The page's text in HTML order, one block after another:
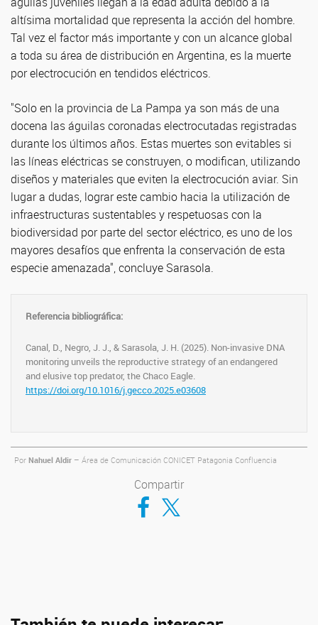
altísima mortalidad que representa la acción del hombre.
Tal vez el factor más importante y con un alcance global
a toda su área de distribución en Argentina, es la muerte
por electrocución en tendidos eléctricos.
"Solo en la provincia de La Pampa ya son más de una
docena las águilas coronadas electrocutadas registradas
durante los últimos años. Estas muertes son evitables si
las líneas eléctricas se construyen, o modifican, utilizando
diseños y materiales que eviten la electrocución aviar. Sin
lugar a dudas, lograr este cambio hacia la utilización de
infraestructuras sustentables y respetuosas con la
biodiversidad por parte del sector eléctrico, es uno de los
mayores desafíos que enfrenta la conservación de esta
especie amenazada", concluye Sarasola.
Referencia bibliográfica:
Canal, D., Negro, J. J., & Sarasola, J. H. (2025). Non-invasive DNA
monitoring unveils the reproductive strategy of an endangered
and elusive top predator, the Chaco Eagle.
https://doi.org/10.1016/j.gecco.2025.e03608
Por Nahuel Aldir – Área de Comunicación CONICET Patagonia Confluencia
Compartir
Compartir en Facebook
Compartir en Twitter